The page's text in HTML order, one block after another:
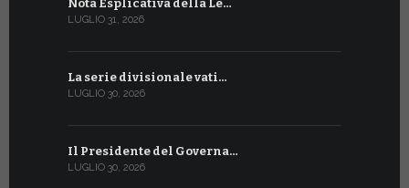
Nota Esplicativa della Le…
LUGLIO 31, 2026
La serie divisionale vati…
LUGLIO 30, 2026
Il Presidente del Governa…
LUGLIO 30, 2026